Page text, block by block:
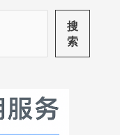
搜
索